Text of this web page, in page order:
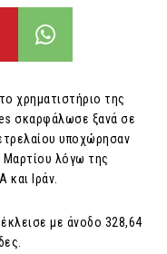
χρηματιστήριο της
σκαρφάλωσε ξανά σε
υποχώρησαν
Μαρτίου λόγω της
και Ιράν.
με άνοδο 328,64